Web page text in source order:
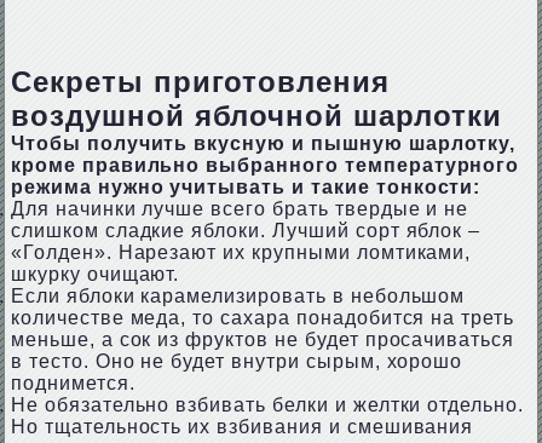
Секреты приготовления
воздушной яблочной шарлотки
Чтобы получить вкусную и пышную шарлотку,
кроме правильно выбранного температурного
режима нужно учитывать и такие тонкости:
Для начинки лучше всего брать твердые и не
слишком сладкие яблоки. Лучший сорт яблок –
«Голден». Нарезают их крупными ломтиками,
шкурку очищают.
Если яблоки карамелизировать в небольшом
количестве меда, то сахара понадобится на треть
меньше, а сок из фруктов не будет просачиваться
в тесто. Оно не будет внутри сырым, хорошо
поднимется.
Не обязательно взбивать белки и желтки отдельно.
Но тщательность их взбивания и смешивания